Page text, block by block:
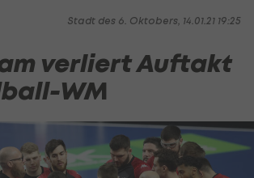
Stadt des 6. Oktobers, 14.01.21 19:25
verliert Auftakt
WM